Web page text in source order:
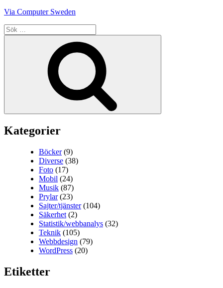
Via Computer Sweden
Sök
efter:
Kategorier
Böcker(9)
Diverse (38)
Foto (17)
Mobil (24)
Musik (87)
Prylar(23)
Sajter/tjänster(104)
Säkerhet (2)
Statistik/webbanalys (32)
Teknik (105)
Webbdesign (79)
WordPress (20)
Etiketter